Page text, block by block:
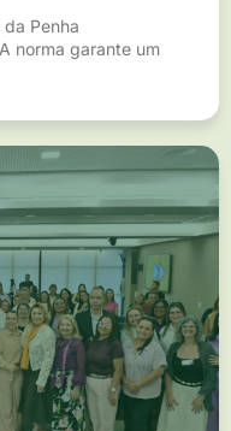
Penha
norma garante um